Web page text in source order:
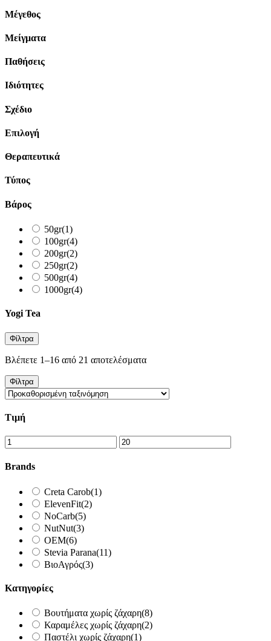
Μέγεθος
Μείγματα
Παθήσεις
Ιδιότητες
Σχέδιο
Επιλογή
Θεραπευτικά
Τύπος
Βάρος
50gr(1)
100gr(4)
200gr(2)
250gr(2)
500gr(4)
1000gr(4)
Yogi Tea
Φίλτρα
Βλέπετε 1–16 από 21 αποτελέσματα
Φίλτρα
Τιμή
Brands
Creta Carob(1)
ElevenFit(2)
NoCarb(5)
NutNut(3)
OEM(6)
Stevia Parana(11)
ΒιοΑγρός(3)
Κατηγορίες
Βουτήματα χωρίς ζάχαρη(8)
Καραμέλες χωρίς ζάχαρη(2)
Παστέλι χωρίς ζάχαρη(1)